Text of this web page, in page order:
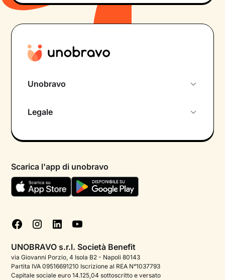
Unobravo
Psicologo in chat
Aiuto urgente
FAQ
Podcast di psicologia
Corporate
Legale
Termini e condizioni
Informativa Privacy
Cookie policy
Gestisci cookie
Scarica l'app di unobravo
UNOBRAVO s.r.l. Società Benefit
via Giovanni Porzio, 4 Isola B2 - Napoli 80143
Partita IVA 09516691210 Iscrizione al REA N°1037793
Capitale sociale euro 14.125,04 sottoscritto e versato